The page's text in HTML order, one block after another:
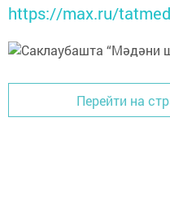
https://max.ru/
Перейти на